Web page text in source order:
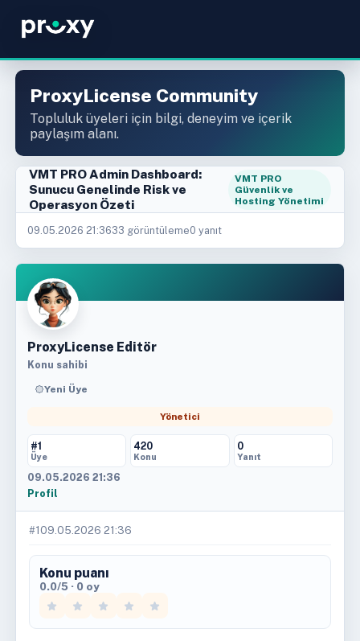
ProxyLicense Community
Topluluk üyeleri için bilgi, deneyim ve içerik
paylaşım alanı.
VMT PRO Admin Dashboard:
Sunucu Genelinde Risk ve
Operasyon Özeti
VMT PRO
Güvenlik ve
Hosting Yönetimi
09.05.2026 21:3633 görüntüleme0 yanıt
ProxyLicense Editör
Konu sahibi
Yeni Üye
Yönetici
#1
Üye
420
Konu
0
Yanıt
09.05.2026 21:36
Profil
#1 09.05.2026 21:36
Konu puanı
0.0/5 · 0 oy